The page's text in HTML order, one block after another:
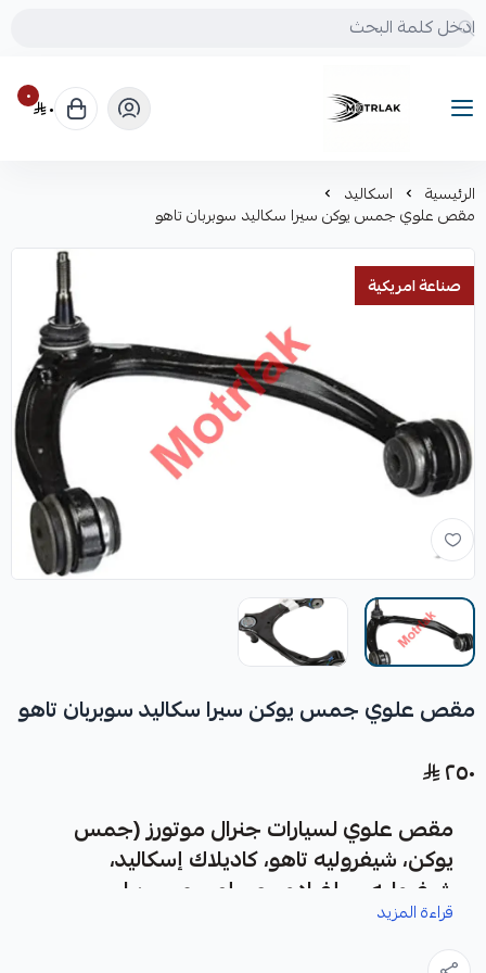
Motrlak
٠ ٠
الرئيسية اسكاليد
مقص علوي جمس يوكن سيرا سكاليد سوبربان تاهو
صناعة امريكية
مقص علوي جمس يوكن سيرا سكاليد سوبربان تاهو
٢٥٠
مقص علوي لسيارات جنرال موتورز (جمس
يوكن، شيفروليه تاهو، كاديلاك إسكاليد،
شيفروليه سيلفرادو، جي إم سي سييرا،
شيفروليه أفالانش)
قراءة المزيد